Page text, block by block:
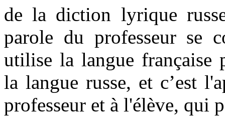
de la diction lyrique
parole du professeur se
utilise la langue française
la langue russe, et c’est
professeur et à l'élève, qui